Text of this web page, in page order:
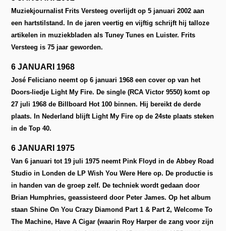
Muziekjournalist Frits Versteeg overlijdt op 5 januari 2002 aan
een hartstilstand. In de jaren veertig en vijftig schrijft hij talloze
artikelen in muziekbladen als Tuney Tunes en Luister. Frits
Versteeg is 75 jaar geworden.
6 JANUARI 1968
José Feliciano neemt op 6 januari 1968 een cover op van het
Doors-liedje Light My Fire. De single (RCA Victor 9550) komt op
27 juli 1968 de Billboard Hot 100 binnen. Hij bereikt de derde
plaats. In Nederland blijft Light My Fire op de 24ste plaats steken
in de Top 40.
6 JANUARI 1975
Van 6 januari tot 19 juli 1975 neemt Pink Floyd in de Abbey Road
Studio in Londen de LP Wish You Were Here op. De productie is
in handen van de groep zelf. De techniek wordt gedaan door
Brian Humphries, geassisteerd door Peter James. Op het album
staan Shine On You Crazy Diamond Part 1 & Part 2, Welcome To
The Machine, Have A Cigar (waarin Roy Harper de zang voor zijn